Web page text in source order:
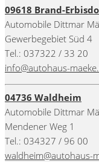
09618 Brand-
Automobile Dittmar
Gewerbegebiet Süd 4
Tel.: 037322 / 33 20
info@autohaus-
04736 Waldheim
Automobile Dittmar
Mendener Weg 1
Tel.: 034327 / 96 00
waldheim@autohaus-